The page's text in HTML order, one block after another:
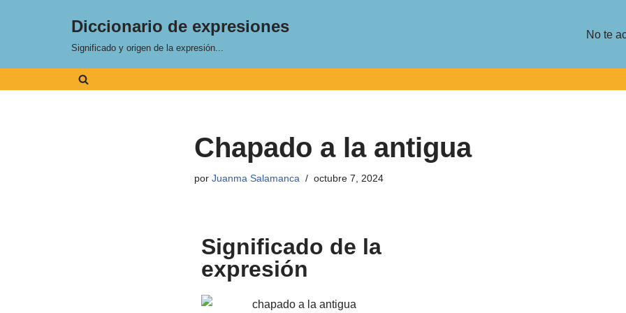
Diccionario de expresiones
Significado y origen de la expresión...
No te
Chapado a la antigua
por Juanma Salamanca octubre 7, 2024
Significado de la
expresión